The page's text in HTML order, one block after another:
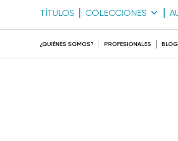
TÍTULOS COLECCIONES
¿QUIÉNES SOMOS? PROFESIONALES BLOG